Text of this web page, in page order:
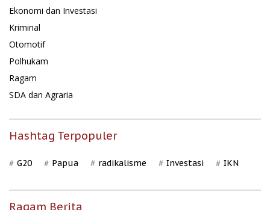
Ekonomi dan Investasi
Kriminal
Otomotif
Polhukam
Ragam
SDA dan Agraria
Hashtag Terpopuler
G20 Papua radikalisme Investasi IKN
Ragam Berita